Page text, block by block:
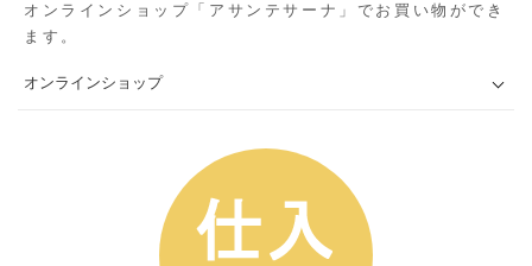
オンラインショップ「アサンテサーナ」でお買い物ができ
ます。
オンラインショップ